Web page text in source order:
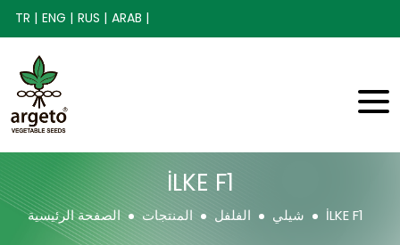
TR | ENG | RUS | ARAB |
İLKE F1
الصفحة الرئيسية المنتجات الفلفل شيلي İLKE F1